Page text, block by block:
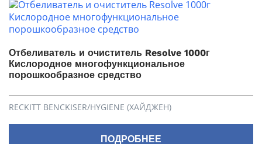
Отбеливатель и очиститель Resolve 1000г
Кислородное многофункциональное
порошкообразное средство
RECKITT BENCKISER/HYGIENE (ХАЙДЖЕН)
ПОДРОБНЕЕ